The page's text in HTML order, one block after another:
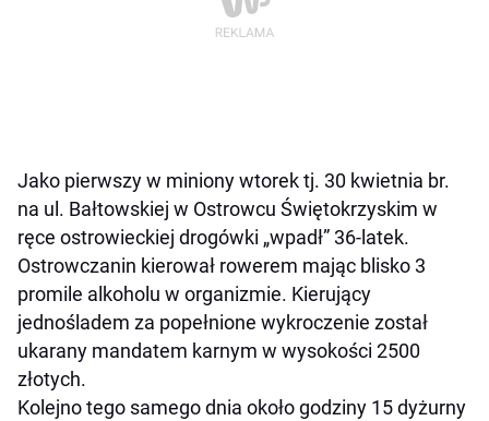
Jako pierwszy w miniony wtorek tj. 30 kwietnia br.
na ul. Bałtowskiej w Ostrowcu Świętokrzyskim w
ręce ostrowieckiej drogówki „wpadł” 36-latek.
Ostrowczanin kierował rowerem mając blisko 3
promile alkoholu w organizmie. Kierujący
jednośladem za popełnione wykroczenie został
ukarany mandatem karnym w wysokości 2500
złotych.
Kolejno tego samego dnia około godziny 15 dyżurny